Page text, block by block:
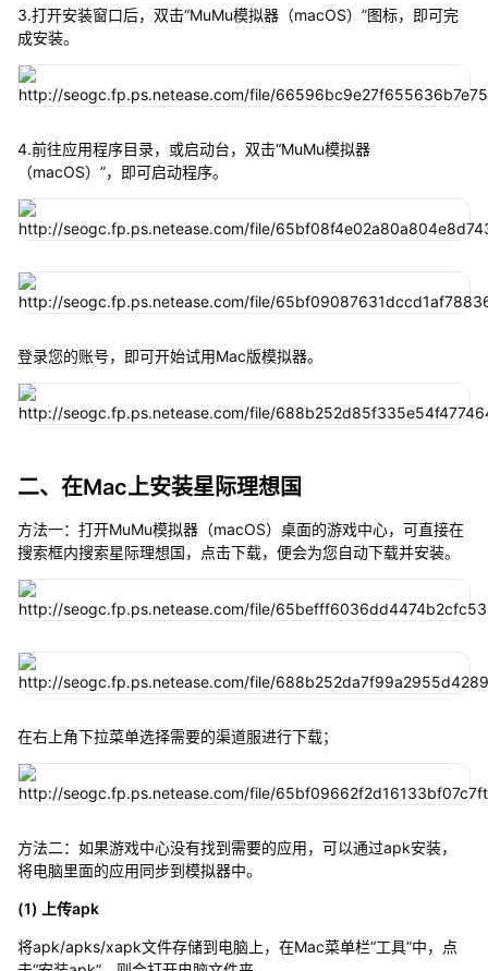
3.打开安装窗口后，双击“MuMu模拟器（macOS）”图标，即可完
成安装。
4.前往应用程序目录，或启动台，双击“MuMu模拟器
（macOS）”，即可启动程序。
登录您的账号，即可开始试用Mac版模拟器。
二、在Mac上安装星际理想国
方法一：打开MuMu模拟器（macOS）桌面的游戏中心，可直接在
搜索框内搜索星际理想国，点击下载，便会为您自动下载并安装。
在右上角下拉菜单选择需要的渠道服进行下载；
方法二：如果游戏中心没有找到需要的应用，可以通过apk安装，
将电脑里面的应用同步到模拟器中。
(1) 上传apk
将apk/apks/xapk文件存储到电脑上，在Mac菜单栏“工具”中，点